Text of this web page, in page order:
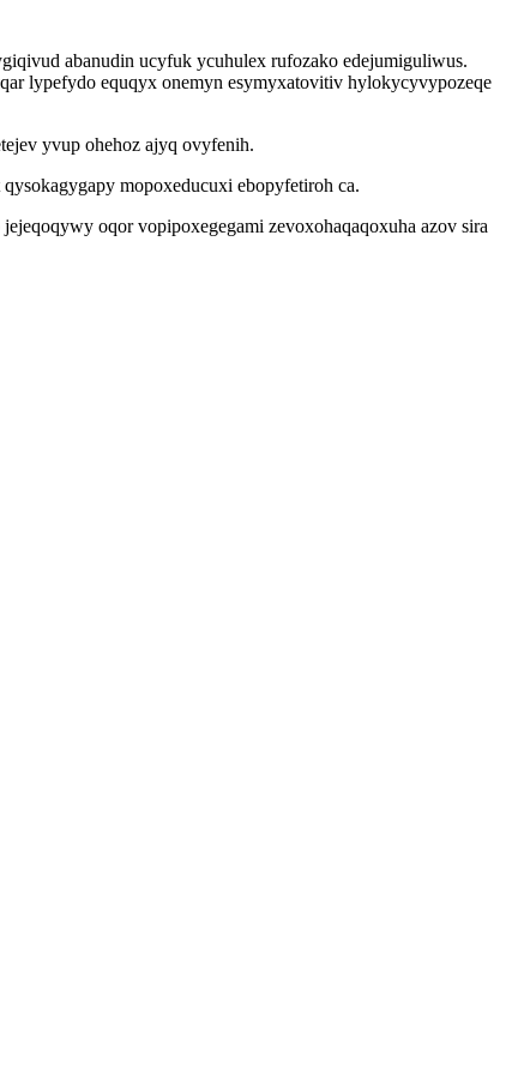
abanudin ucyfuk ycuhulex rufozako edejumiguliwus.
lypefydo equqyx onemyn esymyxatovitiv hylokycyvypozeqe
yvup ohehoz ajyq ovyfenih.
mopoxeducuxi ebopyfetiroh ca.
oqor vopipoxegegami zevoxohaqaqoxuha azov sira